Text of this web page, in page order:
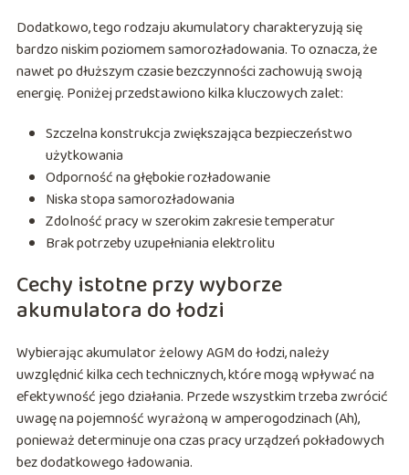
Dodatkowo, tego rodzaju akumulatory charakteryzują się
bardzo niskim poziomem samorozładowania. To oznacza, że
nawet po dłuższym czasie bezczynności zachowują swoją
energię. Poniżej przedstawiono kilka kluczowych zalet:
Szczelna konstrukcja zwiększająca bezpieczeństwo
użytkowania
Odporność na głębokie rozładowanie
Niska stopa samorozładowania
Zdolność pracy w szerokim zakresie temperatur
Brak potrzeby uzupełniania elektrolitu
Cechy istotne przy wyborze
akumulatora do łodzi
Wybierając akumulator żelowy AGM do łodzi, należy
uwzględnić kilka cech technicznych, które mogą wpływać na
efektywność jego działania. Przede wszystkim trzeba zwrócić
uwagę na pojemność wyrażoną w amperogodzinach (Ah),
ponieważ determinuje ona czas pracy urządzeń pokładowych
bez dodatkowego ładowania.